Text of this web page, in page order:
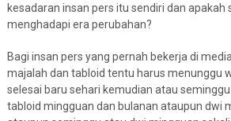
kesadaran insan pers itu sendiri dan
menghadapi era perubahan?
Bagi insan pers yang pernah bekerja di
majalah dan tabloid tentu harus menunggu
selesai baru sehari kemudian atau
tabloid mingguan dan bulanan ataupun dwi